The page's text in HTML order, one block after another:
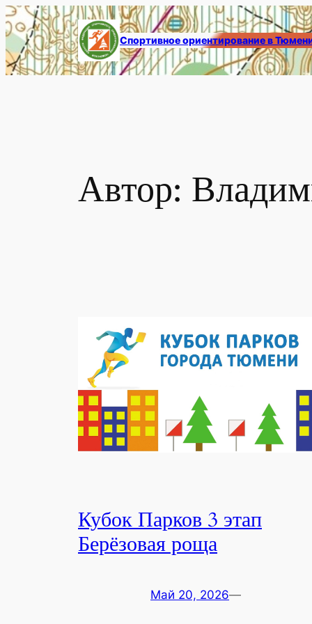
Перейти
к
содержимому
Спортивное ориентирование в
Автор:
Кубок Парков 3 этап
Берёзовая роща
Май 20, 2026—